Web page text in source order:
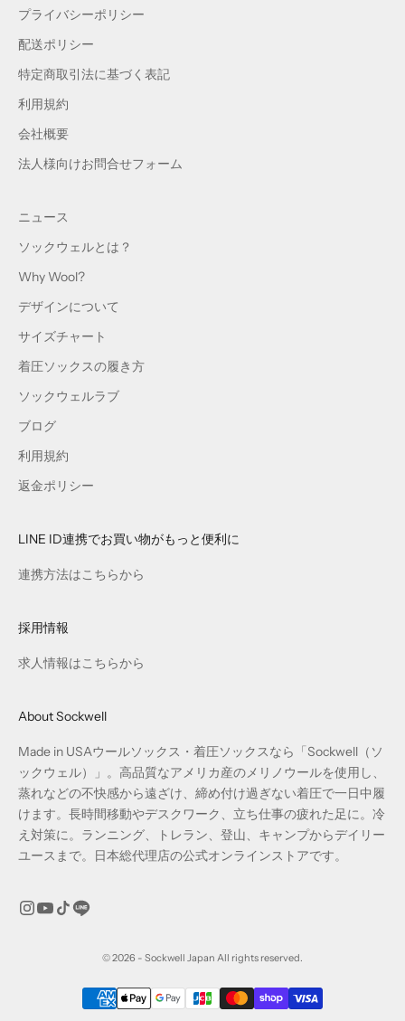
プライバシーポリシー
配送ポリシー
特定商取引法に基づく表記
利用規約
会社概要
法人様向けお問合せフォーム
ニュース
ソックウェルとは？
Why Wool?
デザインについて
サイズチャート
着圧ソックスの履き方
ソックウェルラブ
ブログ
利用規約
返金ポリシー
LINE ID連携でお買い物がもっと便利に
連携方法はこちらから
採用情報
求人情報はこちらから
About Sockwell
Made in USAウールソックス・着圧ソックスなら「Sockwell（ソ
ックウェル）」。高品質なアメリカ産のメリノウールを使用し、
蒸れなどの不快感から遠ざけ、締め付け過ぎない着圧で一日中履
けます。長時間移動やデスクワーク、立ち仕事の疲れた足に。冷
え対策に。ランニング、トレラン、登山、キャンプからデイリー
ユースまで。日本総代理店の公式オンラインストアです。
© 2026 - Sockwell Japan All rights reserved.